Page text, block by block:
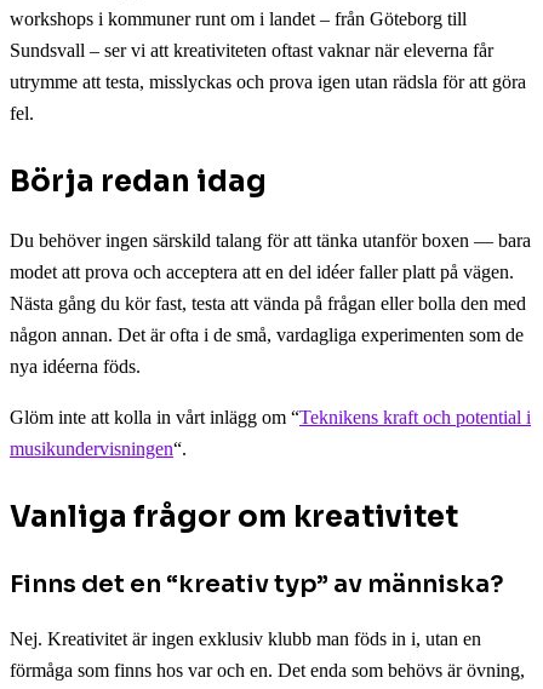
workshops i kommuner runt om i landet – från Göteborg till
Sundsvall – ser vi att kreativiteten oftast vaknar när eleverna får
utrymme att testa, misslyckas och prova igen utan rädsla för att göra
fel.
Börja redan idag
Du behöver ingen särskild talang för att tänka utanför boxen — bara
modet att prova och acceptera att en del idéer faller platt på vägen.
Nästa gång du kör fast, testa att vända på frågan eller bolla den med
någon annan. Det är ofta i de små, vardagliga experimenten som de
nya idéerna föds.
Glöm inte att kolla in vårt inlägg om “Teknikens kraft och potential i
musikundervisningen“.
Vanliga frågor om kreativitet
Finns det en “kreativ typ” av människa?
Nej. Kreativitet är ingen exklusiv klubb man föds in i, utan en
förmåga som finns hos var och en. Det enda som behövs är övning,